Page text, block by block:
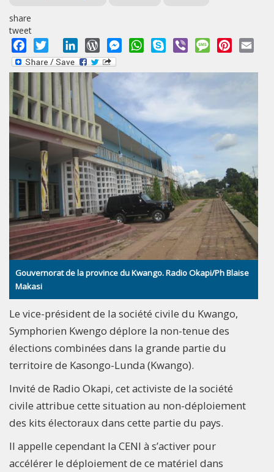
share
tweet
Facebook
Twitter LinkedInWordPressMessengerWhatsApp
Skype Viber MessagePinterest
Gouvernorat de la province du Kwango. Radio Okapi/Ph Blaise
Makasi
Le vice-président de la société civile du Kwango,
Symphorien Kwengo déplore la non-tenue des
élections combinées dans la grande partie du
territoire de Kasongo-Lunda (Kwango).
Invité de Radio Okapi, cet activiste de la société
civile attribue cette situation au non-déploiement
des kits électoraux dans cette partie du pays.
Il appelle cependant la CENI à s’activer pour
accélérer le déploiement de ce matériel dans